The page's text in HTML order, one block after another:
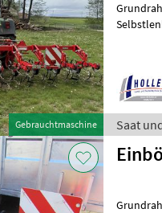
Gebrauchtmaschine Saat